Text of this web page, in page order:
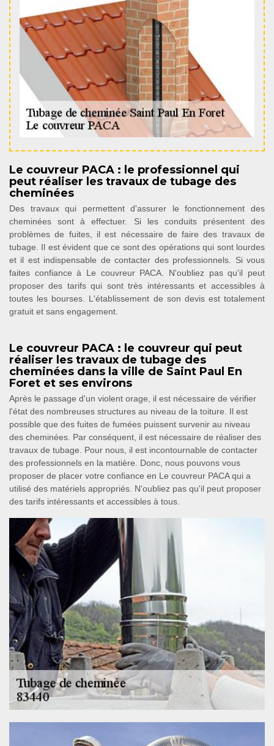
Le couvreur PACA : le professionnel qui
peut réaliser les travaux de tubage des
cheminées
Des travaux qui permettent d'assurer le fonctionnement des
cheminées sont à effectuer. Si les conduits présentent des
problèmes de fuites, il est nécessaire de faire des travaux de
tubage. Il est évident que ce sont des opérations qui sont lourdes
et il est indispensable de contacter des professionnels. Si vous
faites confiance à Le couvreur PACA. N'oubliez pas qu'il peut
proposer des tarifs qui sont très intéressants et accessibles à
toutes les bourses. L'établissement de son devis est totalement
gratuit et sans engagement.
Le couvreur PACA : le couvreur qui peut
réaliser les travaux de tubage des
cheminées dans la ville de Saint Paul En
Foret et ses environs
Après le passage d'un violent orage, il est nécessaire de vérifier
l'état des nombreuses structures au niveau de la toiture. Il est
possible que des fuites de fumées puissent survenir au niveau
des cheminées. Par conséquent, il est nécessaire de réaliser des
travaux de tubage. Pour nous, il est incontournable de contacter
des professionnels en la matière. Donc, nous pouvons vous
proposer de placer votre confiance en Le couvreur PACA qui a
utilisé des matériels appropriés. N'oubliez pas qu'il peut proposer
des tarifs intéressants et accessibles à tous.